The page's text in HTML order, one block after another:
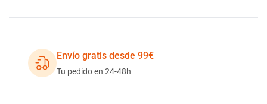
Envío gratis desde 99€
Tu pedido en 24-48h